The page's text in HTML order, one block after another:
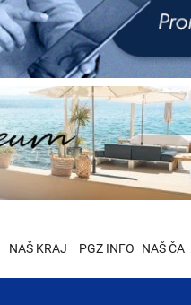
NAŠ KRAJ PGZ INFO NAŠ ČA